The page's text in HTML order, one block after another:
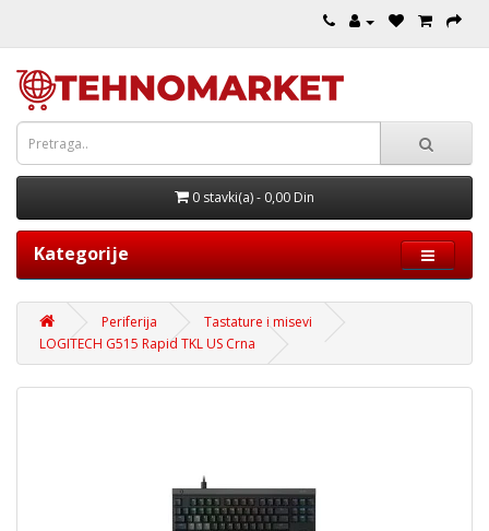
0 stavki(a) - 0,00 Din
Kategorije
Periferija
Tastature i misevi
LOGITECH G515 Rapid TKL US Crna